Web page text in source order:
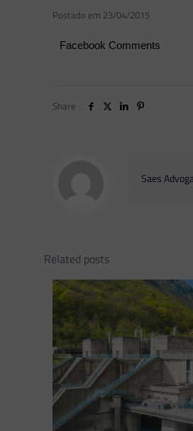
Postado em 23/04/2015
Facebook Comments
Share
Saes
Related posts